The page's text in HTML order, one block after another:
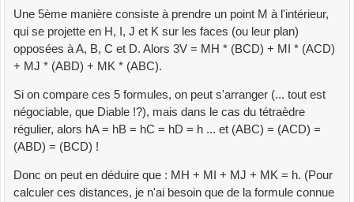
Une 5ème manière consiste à prendre un point M à l'intérieur,
qui se projette en H, I, J et K sur les faces (ou leur plan)
opposées à A, B, C et D. Alors 3V = MH * (BCD) + MI * (ACD)
+ MJ * (ABD) + MK * (ABC).
Si on compare ces 5 formules, on peut s'arranger (... tout est
négociable, que Diable !?), mais dans le cas du tétraèdre
régulier, alors hA = hB = hC = hD = h ... et (ABC) = (ACD) =
(ABD) = (BCD) !
Donc on peut en déduire que : MH + MI + MJ + MK = h. (Pour
calculer ces distances, je n'ai besoin que de la formule connue